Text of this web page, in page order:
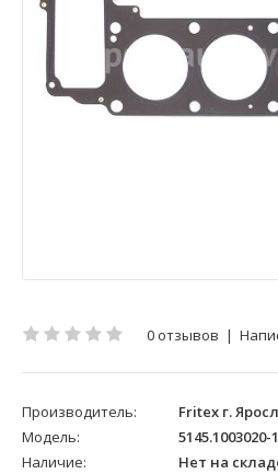
0 отзывов |
Производитель:
Fritex г.
Модель:
5145.1003020-
Наличие:
Нет на